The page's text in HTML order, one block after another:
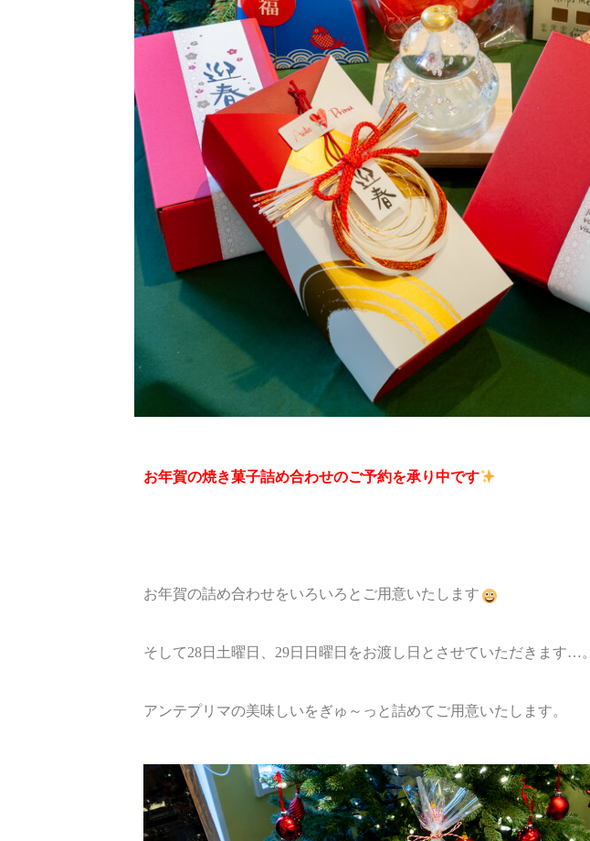
お年賀の焼き菓子詰め合わせのご予約を承り中です
お年賀の詰め合わせをいろいろとご用意いたします
そして28日土曜日、29日日曜日をお渡し日とさせていただきます…。
アンテプリマの美味しいをぎゅ～っと詰めてご用意いたします。